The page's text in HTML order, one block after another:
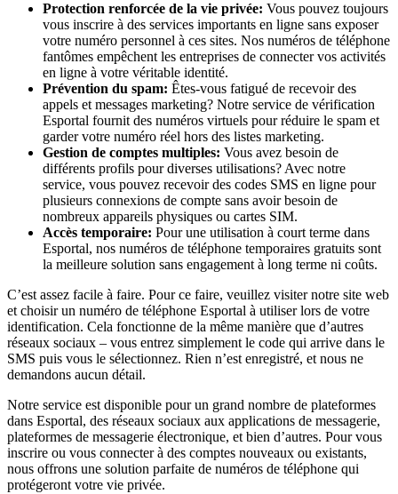
Protection renforcée de la vie privée: Vous pouvez toujours
vous inscrire à des services importants en ligne sans exposer
votre numéro personnel à ces sites. Nos numéros de téléphone
fantômes empêchent les entreprises de connecter vos activités
en ligne à votre véritable identité.
Prévention du spam: Êtes-vous fatigué de recevoir des
appels et messages marketing? Notre service de vérification
Esportal fournit des numéros virtuels pour réduire le spam et
garder votre numéro réel hors des listes marketing.
Gestion de comptes multiples: Vous avez besoin de
différents profils pour diverses utilisations? Avec notre
service, vous pouvez recevoir des codes SMS en ligne pour
plusieurs connexions de compte sans avoir besoin de
nombreux appareils physiques ou cartes SIM.
Accès temporaire: Pour une utilisation à court terme dans
Esportal, nos numéros de téléphone temporaires gratuits sont
la meilleure solution sans engagement à long terme ni coûts.
C’est assez facile à faire. Pour ce faire, veuillez visiter notre site web
et choisir un numéro de téléphone Esportal à utiliser lors de votre
identification. Cela fonctionne de la même manière que d’autres
réseaux sociaux – vous entrez simplement le code qui arrive dans le
SMS puis vous le sélectionnez. Rien n’est enregistré, et nous ne
demandons aucun détail.
Notre service est disponible pour un grand nombre de plateformes
dans Esportal, des réseaux sociaux aux applications de messagerie,
plateformes de messagerie électronique, et bien d’autres. Pour vous
inscrire ou vous connecter à des comptes nouveaux ou existants,
nous offrons une solution parfaite de numéros de téléphone qui
protégeront votre vie privée.